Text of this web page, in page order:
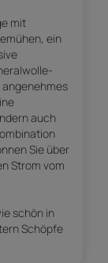
mit
ein
angenehmes
auch
Sie über
Strom vom
schön in
Schöpfe